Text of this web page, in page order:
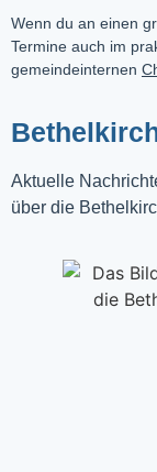
Wenn du an einen
Termine auch im
gemeindeinternen
Aktuelle
über die